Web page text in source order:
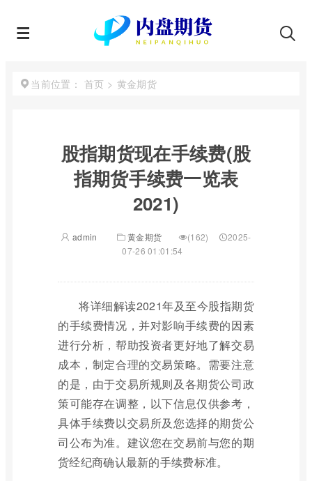
当前位置： 首页 > 黄金期货
股指期货现在手续费(股
指期货手续费一览表
2021)
admin 黄金期货 (162)
2025-
07-26 01:01:54
将详细解读2021年及至今股指期货
的手续费情况，并对影响手续费的因素
进行分析，帮助投资者更好地了解交易
成本，制定合理的交易策略。需要注意
的是，由于交易所规则及各期货公司政
策可能存在调整，以下信息仅供参考，
具体手续费以交易所及您选择的期货公
司公布为准。建议您在交易前与您的期
货经纪商确认最新的手续费标准。